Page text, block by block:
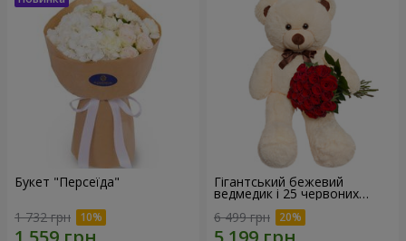
Букет "Персеїда"
1 732 грн
Гігантський бежевий
ведмедик і 25 червоних
троянд
6 499 грн